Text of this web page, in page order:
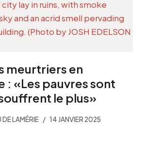
meurtriers en
: «Les pauvres sont
le plus»
DE LAMÉRIE 14 JANVIER 2025